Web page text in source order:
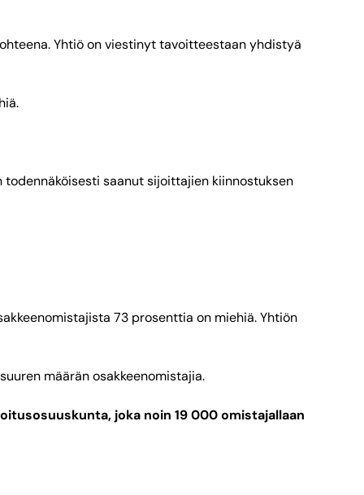
Yhtiö on viestinyt tavoitteestaan yhdistyä
saanut sijoittajien kiinnostuksen
73 prosenttia on miehiä. Yhtiön
määrän osakkeenomistajia.
joka noin 19 000 omistajallaan